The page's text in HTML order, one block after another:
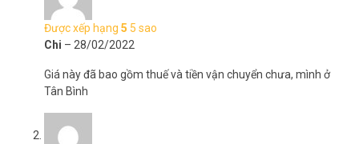
Được xếp hạng 5 5 sao
Chi – 28/02/2022
Giá này đã bao gồm thuế và tiền vận chuyển chưa, mình ở
Tân Bình